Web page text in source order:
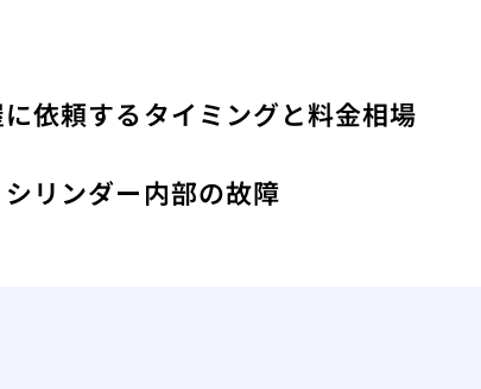
依頼するタイミングと料金相場
リンダー内部の故障